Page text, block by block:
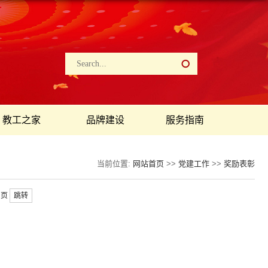
教工之家 品牌建设 服务指南
当前位置: 网站首页 >> 党建工作 >> 奖励表彰
页 跳转